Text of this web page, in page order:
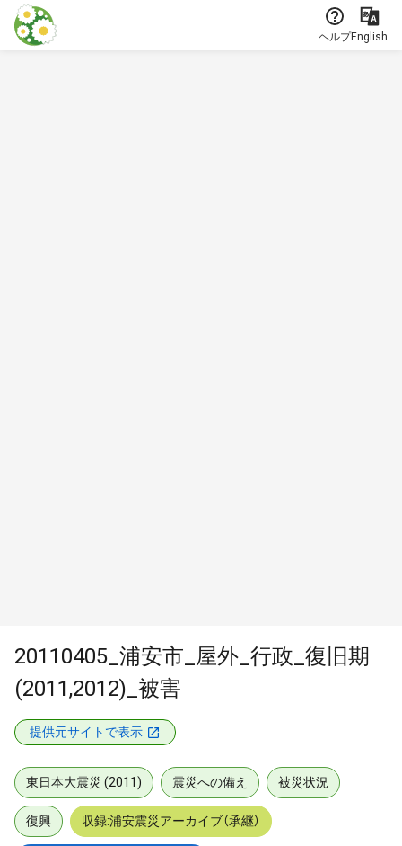
本文に飛ぶ
ヘルプEnglish
20110405_浦安市_屋外_行政_復旧期
(2011,2012)_被害
提供元サイトで表示
東日本大震災 (2011) 震災への備え 被災状況
復興 収録:浦安震災アーカイブ（承継）